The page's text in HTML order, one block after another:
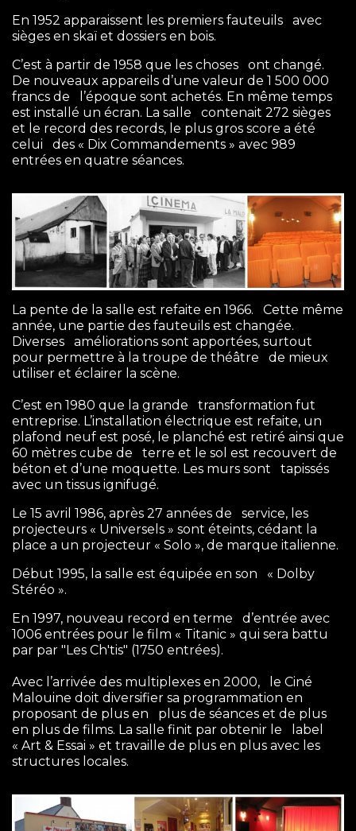
En 1952 apparaissent les premiers fauteuils avec
sièges en skaï et dossiers en bois.
C’est à partir de 1958 que les choses ont changé.
De nouveaux appareils d’une valeur de 1 500 000
francs de l’époque sont achetés. En même temps
est installé un écran. La salle contenait 272 sièges
et le record des records, le plus gros score a été
celui des « Dix Commandements » avec 989
entrées en quatre séances.
La pente de la salle est refaite en 1966. Cette même
année, une partie des fauteuils est changée.
Diverses améliorations sont apportées, surtout
pour permettre à la troupe de théâtre de mieux
utiliser et éclairer la scène.
C’est en 1980 que la grande transformation fut
entreprise. L’installation électrique est refaite, un
plafond neuf est posé, le planché est retiré ainsi que
60 mètres cube de terre et le sol est recouvert de
béton et d’une moquette. Les murs sont tapissés
avec un tissus ignifugé.
Le 15 avril 1986, après 27 années de service, les
projecteurs « Universels » sont éteints, cédant la
place a un projecteur « Solo », de marque italienne.
Début 1995, la salle est équipée en son « Dolby
Stéréo ».
En 1997, nouveau record en terme d’entrée avec
1006 entrées pour le film « Titanic » qui sera battu
par par "Les Ch'tis" (1750 entrées).
Avec l’arrivée des multiplexes en 2000, le Ciné
Malouine doit diversifier sa programmation en
proposant de plus en plus de séances et de plus
en plus de films. La salle finit par obtenir le label
« Art & Essai » et travaille de plus en plus avec les
structures locales.